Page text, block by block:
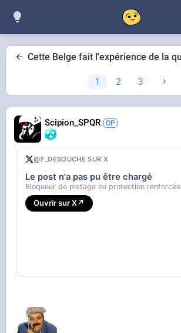
Cette Belge fait l'expérience de la
1 2 3
Scipion_SPQR
@F_DESOUCHE SUR X
Le post n'a pas pu être chargé
Bloqueur de pistage ou protection
Ouvrir sur X↗